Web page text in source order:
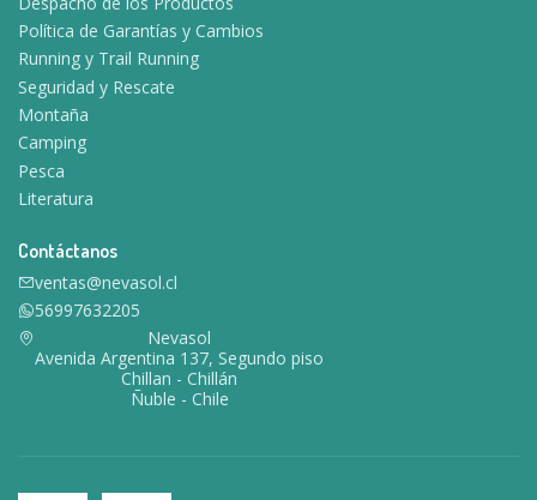
Política de Garantías y Cambios
Running y Trail Running
Seguridad y Rescate
Montaña
Camping
Pesca
Literatura
Contáctanos
ventas@nevasol.cl
56997632205
Nevasol
Avenida Argentina 137, Segundo piso
Chillan - Chillán
Ñuble - Chile